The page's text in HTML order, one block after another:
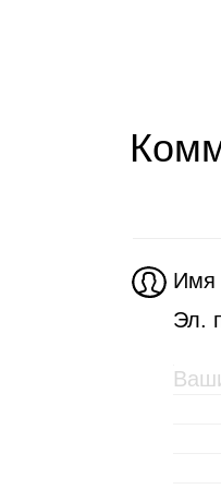
Имя
Эл.